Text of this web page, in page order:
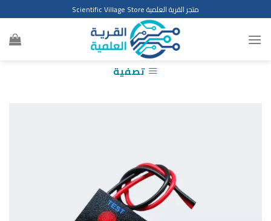
to
content
متجر القرية العلمية Scientific Village Store
تصفية